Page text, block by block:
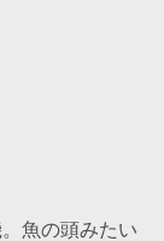
魚の頭みたい